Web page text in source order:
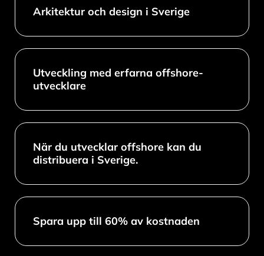
Arkitektur och design i Sverige​
Utveckling med erfarna offshore-
utvecklare
När du utvecklar offshore kan du
distribuera i Sverige.
Spara upp till 60% av kostnaden